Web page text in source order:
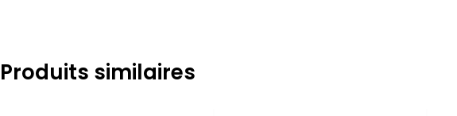
Produits similaires